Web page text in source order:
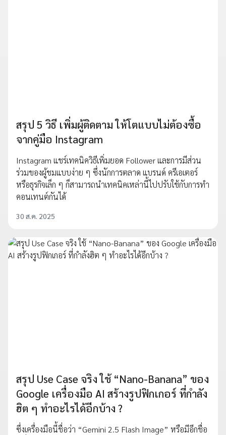
สรุป 5 วิธี เพิ่มผู้ติดตาม ให้โตแบบไม่ต้องซื้อ
จากคู่มือ Instagram
Instagram แชร์เทคนิควิธีเพิ่มยอด Follower และการมีส่วน
ร่วมของผู้ชมแบบง่าย ๆ ซึ่งนักการตลาด แบรนด์ ครีเอเตอร์
หรือธุรกิจเล็ก ๆ ก็สามารถนำเทคนิคเหล่านี้ไปปรับใช้กับการทำ
คอนเทนต์กันได้
30 ส.ค. 2025
สรุป Use Case จริง ใช้ “Nano-Banana” ของ
Google เครื่องมือ AI สร้างรูปฟิกเกอร์ ที่กำลัง
ฮิต ๆ ทำอะไรได้อีกบ้าง ?
ซึ่งเครื่องมือนี้ชื่อว่า “Gemini 2.5 Flash Image” หรือมีอีกชื่อ